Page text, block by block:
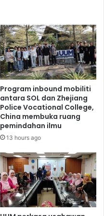
Program inbound mobiliti
antara SOL dan Zhejiang
Police Vocational College,
China membuka ruang
pemindahan ilmu
13 hours ago